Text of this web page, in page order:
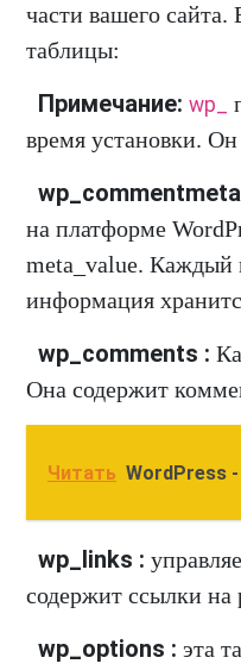
части вашего
таблицы:
Примечание: wp_
время установки.
на платформе
meta_value. Каждый
информация
wp_comments :
Она содержит
Читать WordPress
wp_links :
содержит ссылки на
wp_options : эта